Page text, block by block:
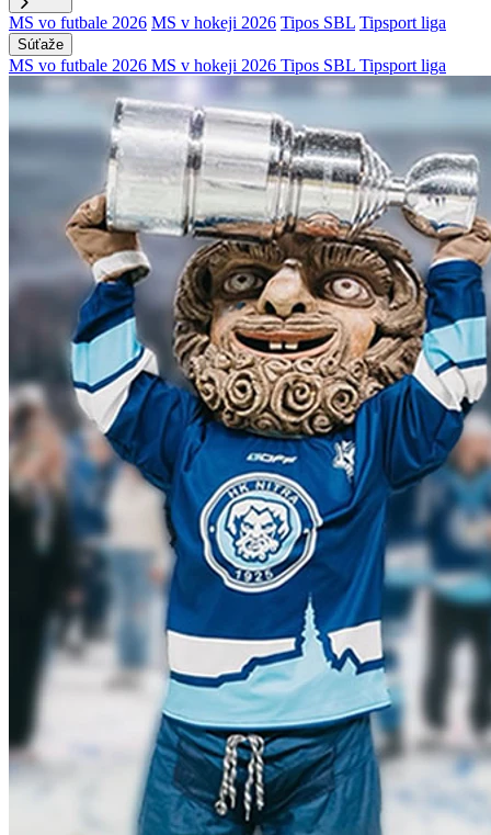
MS vo futbale 2026 MS v hokeji 2026 Tipos SBL Tipsport liga
Súťaže
MS vo futbale 2026 MS v hokeji 2026 Tipos SBL Tipsport liga